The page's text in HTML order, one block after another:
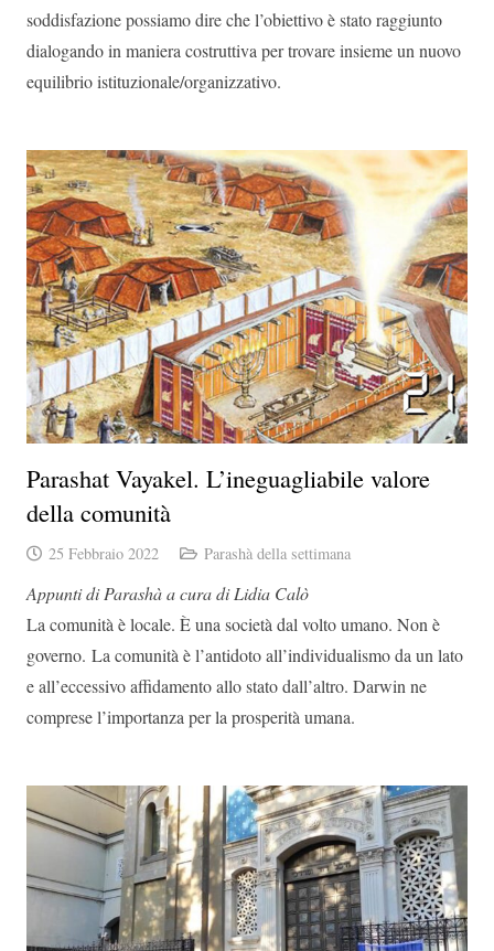
soddisfazione possiamo dire che l’obiettivo è stato raggiunto
dialogando in maniera costruttiva per trovare insieme un nuovo
equilibrio istituzionale/organizzativo.
Parashat Vayakel. L’ineguagliabile valore
della comunità
25 Febbraio 2022 Parashà della settimana
Appunti di Parashà a cura di Lidia Calò
La comunità è locale. È una società dal volto umano. Non è
governo. La comunità è l’antidoto all’individualismo da un lato
e all’eccessivo affidamento allo stato dall’altro. Darwin ne
comprese l’importanza per la prosperità umana.